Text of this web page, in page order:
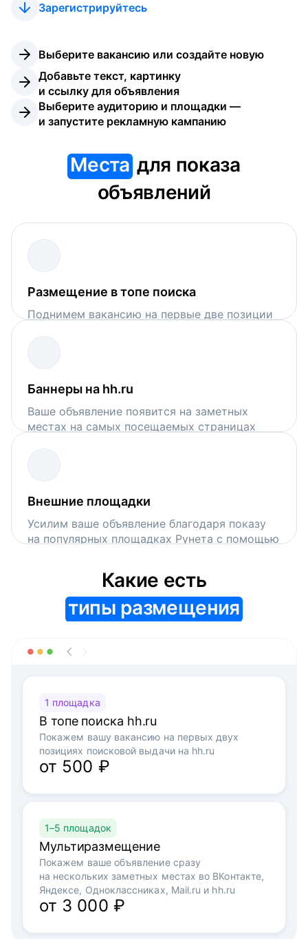
Зарегистрируйтесь
Выберите вакансию или создайте новую
Добавьте текст, картинку
и ссылку для объявления
Выберите аудиторию и площадки —
и запустите рекламную кампанию
Местадля показа
объявлений
Размещение в топе поиска
Поднимем вакансию на первые две позиции
Баннеры на hh.ru
Ваше объявление появится на заметных
местах на самых посещаемых страницах
Внешние площадки
Усилим ваше объявление благодаря показу
на популярных площадках Рунета с помощью
типы размещения
1 площадка
В топе поиска hh.ru
Покажем вашу вакансию на первых двух
позициях поисковой выдачи на hh.ru
от 500 ₽
1–5 площадок
Мультиразмещение
Покажем ваше объявление сразу
на нескольких заметных местах во ВКонтакте,
Яндексе, Одноклассниках, Mail.ru и hh.ru
от 3 000 ₽